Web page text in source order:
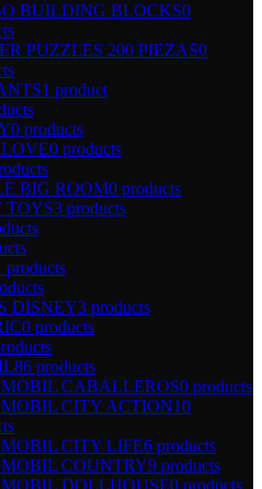
BUILDING BLOCKS0
PUZZLES 200 PIEZAS0
1 product
0 products
0 products
BIG ROOM0 products
TOYS3 products
products
DISNEY3 products
0 products
86 products
CABALLEROS0 products
CITY ACTION10
CITY LIFE6 products
COUNTRY9 products
DOLLHOUSE0 products